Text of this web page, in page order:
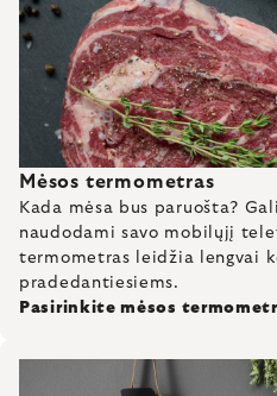
Mėsos termometras
Kada mėsa bus paruošta?
naudodami savo mobilųjį
termometras leidžia lengvai
pradedantiesiems.
Pasirinkite mėsos